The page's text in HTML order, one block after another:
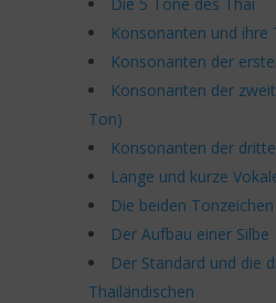
Konsonanten und ihre
Konsonanten der
Konsonanten der
Ton)
Konsonanten der
Lange und kurze
Die beiden Tonzeichen
Der Aufbau einer Silbe
Der Standard und die
Thailändischen